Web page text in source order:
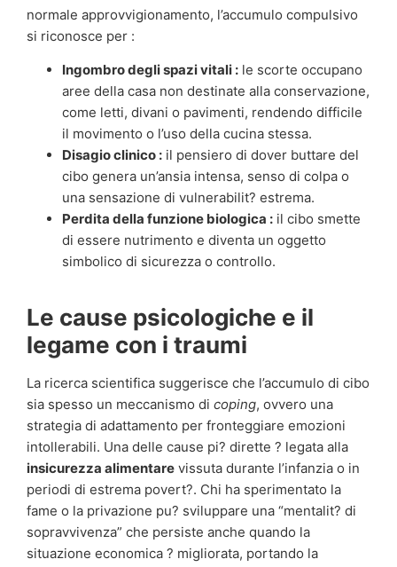
normale approvvigionamento, l’accumulo compulsivo
si riconosce per :
Ingombro degli spazi vitali : le scorte occupano
aree della casa non destinate alla conservazione,
come letti, divani o pavimenti, rendendo difficile
il movimento o l’uso della cucina stessa.
Disagio clinico : il pensiero di dover buttare del
cibo genera un’ansia intensa, senso di colpa o
una sensazione di vulnerabilit? estrema.
Perdita della funzione biologica : il cibo smette
di essere nutrimento e diventa un oggetto
simbolico di sicurezza o controllo.
Le cause psicologiche e il
legame con i traumi
La ricerca scientifica suggerisce che l’accumulo di cibo
sia spesso un meccanismo di coping, ovvero una
strategia di adattamento per fronteggiare emozioni
intollerabili. Una delle cause pi? dirette ? legata alla
insicurezza alimentare vissuta durante l’infanzia o in
periodi di estrema povert?. Chi ha sperimentato la
fame o la privazione pu? sviluppare una “mentalit? di
sopravvivenza” che persiste anche quando la
situazione economica ? migliorata, portando la